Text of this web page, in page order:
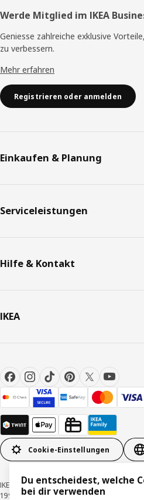
Werde Mitglied im IKEA
Geniesse zahlreiche exklusive
zu verbessern.
Mehr erfahren
Registrieren oder anmelden
Einkaufen & Planung
Serviceleistungen
Hilfe & Kontakt
IKEA
Cookie-Einstellungen
IKEA Schweiz - Müslistrasse 16, 8957
1999-2026
Du entscheidest, welche
bei dir verwenden